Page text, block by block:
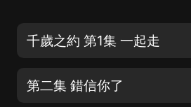
千歲之約 第1集 一起走
第二集 錯信你了